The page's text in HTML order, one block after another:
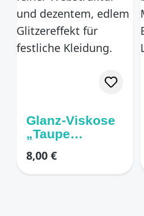
Glanz-Viskose
„Taupe
Edle Webware
Regulärer Preis:
8,00 €